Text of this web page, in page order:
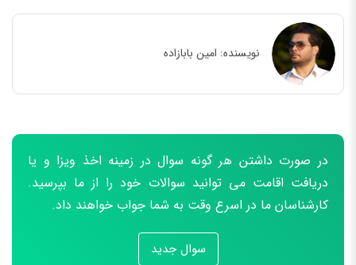
نویسنده: امین بابازاده
در صورت داشتن هر گونه سوال در زمینه اخذ ویزا و یا
دریافت اقامت می توانید سوالات خود را از ما بپرسید.
کارشناسان ما در اسرع وقت به شما جواب خواهند داد.
سوال جدید